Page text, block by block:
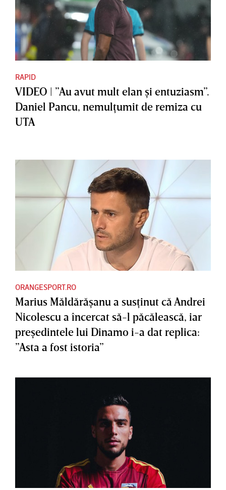
RAPID
VIDEO | ”Au avut mult elan şi entuziasm”.
Daniel Pancu, nemulţumit de remiza cu
UTA
ORANGESPORT.RO
Marius Măldărăşanu a susţinut că Andrei
Nicolescu a încercat să-l păcălească, iar
preşedintele lui Dinamo i-a dat replica:
”Asta a fost istoria”